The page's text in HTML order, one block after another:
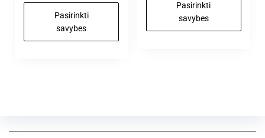
Pasirinkti
savybes
Pasirinkti
savybes